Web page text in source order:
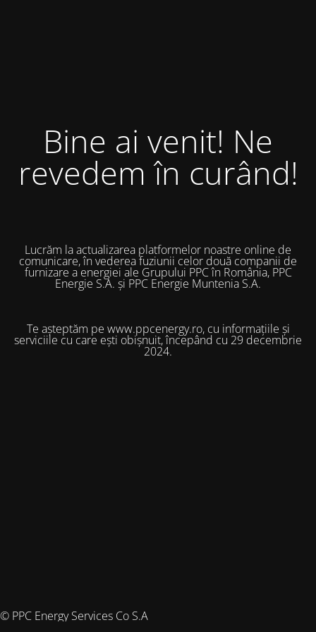
Bine ai venit! Ne
revedem în curând!
Lucrăm la actualizarea platformelor noastre online de
comunicare, în vederea fuziunii celor două companii de
furnizare a energiei ale Grupului PPC în România, PPC
Energie S.A. și PPC Energie Muntenia S.A.
Te așteptăm pe www.ppcenergy.ro, cu informațiile și
serviciile cu care ești obișnuit, începând cu 29 decembrie
2024.
© PPC Energy Services Co S.A